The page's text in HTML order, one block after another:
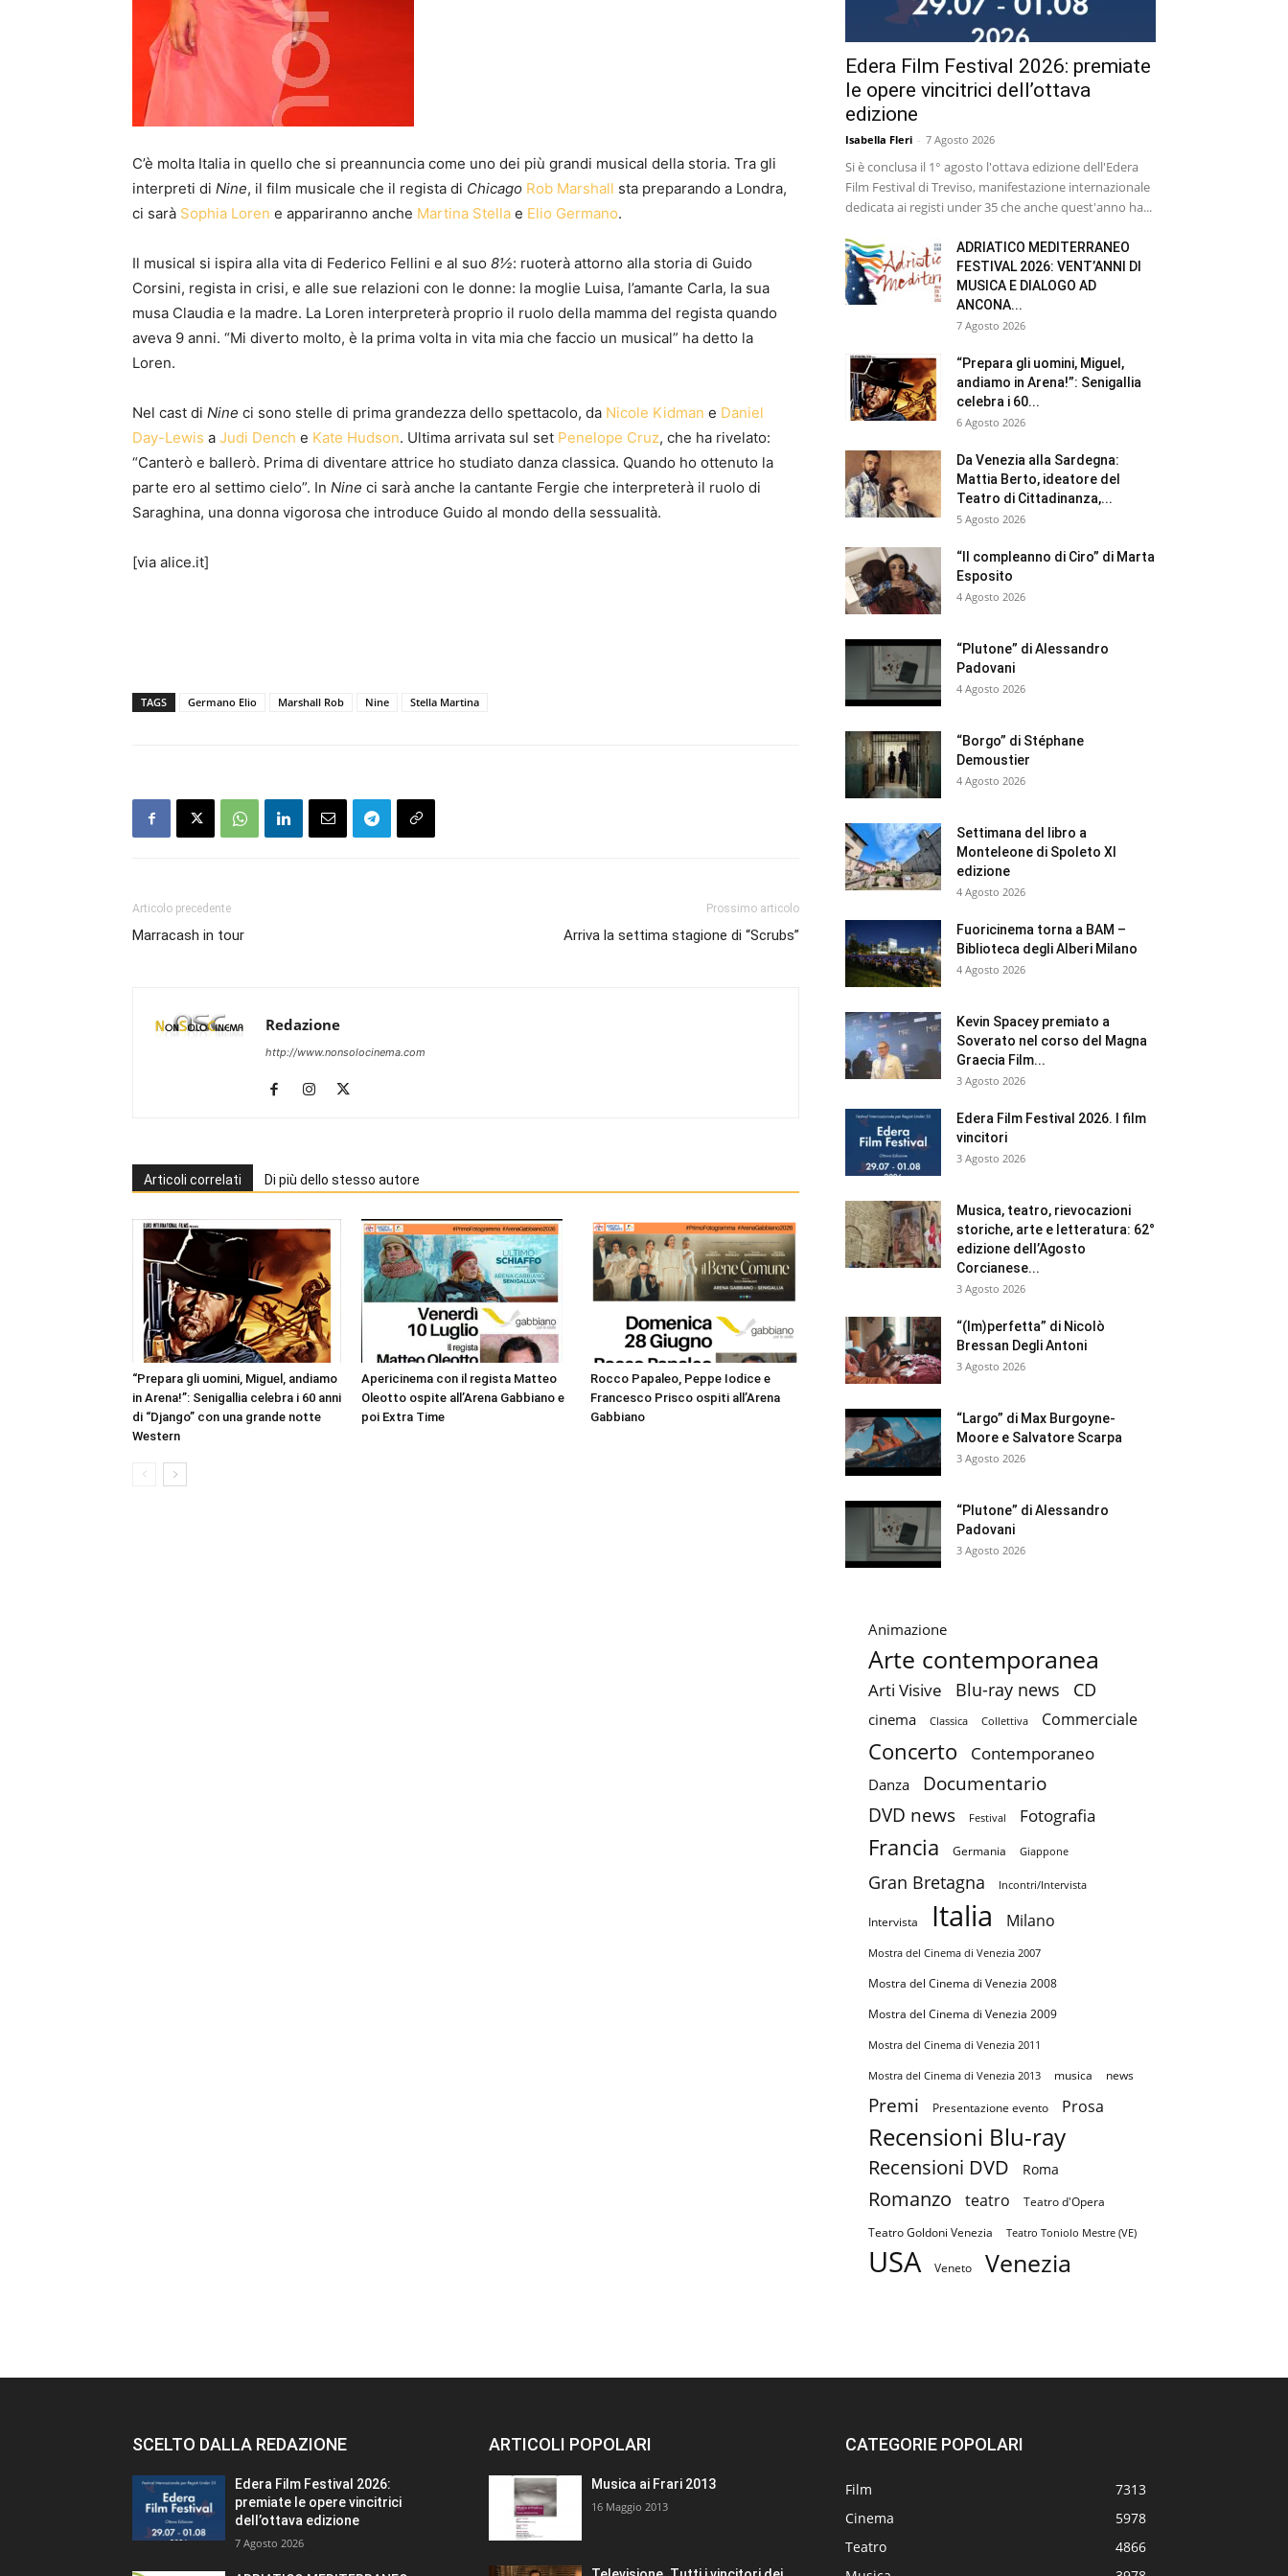
C’è molta Italia in quello che si preannuncia come uno dei più grandi musical della storia. Tra gli
interpreti di Nine, il film musicale che il regista di Chicago Rob Marshall sta preparando a Londra,
ci sarà Sophia Loren e appariranno anche Martina Stella e Elio Germano.
Il musical si ispira alla vita di Federico Fellini e al suo 8½: ruoterà attorno alla storia di Guido
Corsini, regista in crisi, e alle sue relazioni con le donne: la moglie Luisa, l’amante Carla, la sua
musa Claudia e la madre. La Loren interpreterà proprio il ruolo della mamma del regista quando
aveva 9 anni. “Mi diverto molto, è la prima volta in vita mia che faccio un musical” ha detto la
Loren.
Nel cast di Nine ci sono stelle di prima grandezza dello spettacolo, da Nicole Kidman e Daniel
Day-Lewis a Judi Dench e Kate Hudson. Ultima arrivata sul set Penelope Cruz, che ha rivelato:
“Canterò e ballerò. Prima di diventare attrice ho studiato danza classica. Quando ho ottenuto la
parte ero al settimo cielo”. In Nine ci sarà anche la cantante Fergie che interpreterà il ruolo di
Saraghina, una donna vigorosa che introduce Guido al mondo della sessualità.
[via alice.it]
TAGS Germano Elio Marshall Rob Nine Stella Martina
Articolo precedente
Marracash in tour
Prossimo articolo
Arriva la settima stagione di “Scrubs”
Redazione
http://www.nonsolocinema.com
Articoli correlati Di più dello stesso autore
“Prepara gli uomini, Miguel, andiamo
in Arena!”: Senigallia celebra i 60 anni
di “Django” con una grande notte
Western
Apericinema con il regista Matteo
Oleotto ospite all’Arena Gabbiano e
poi Extra Time
Rocco Papaleo, Peppe Iodice e
Francesco Prisco ospiti all’Arena
Gabbiano
Edera Film Festival 2026: premiate
le opere vincitrici dell’ottava
edizione
Isabella Fleri - 7 Agosto 2026
Si è conclusa il 1° agosto l'ottava edizione dell'Edera
Film Festival di Treviso, manifestazione internazionale
dedicata ai registi under 35 che anche quest'anno ha...
ADRIATICO MEDITERRANEO
FESTIVAL 2026: VENT’ANNI DI
MUSICA E DIALOGO AD
ANCONA...
7 Agosto 2026
“Prepara gli uomini, Miguel,
andiamo in Arena!”: Senigallia
celebra i 60...
6 Agosto 2026
Da Venezia alla Sardegna:
Mattia Berto, ideatore del
Teatro di Cittadinanza,...
5 Agosto 2026
“Il compleanno di Ciro” di Marta
Esposito
4 Agosto 2026
“Plutone” di Alessandro
Padovani
4 Agosto 2026
“Borgo” di Stéphane
Demoustier
4 Agosto 2026
Settimana del libro a
Monteleone di Spoleto XI
edizione
4 Agosto 2026
Fuoricinema torna a BAM –
Biblioteca degli Alberi Milano
4 Agosto 2026
Kevin Spacey premiato a
Soverato nel corso del Magna
Graecia Film...
3 Agosto 2026
Edera Film Festival 2026. I film
vincitori
3 Agosto 2026
Musica, teatro, rievocazioni
storiche, arte e letteratura: 62°
edizione dell’Agosto
Corcianese...
3 Agosto 2026
“(Im)perfetta” di Nicolò
Bressan Degli Antoni
3 Agosto 2026
“Largo” di Max Burgoyne-
Moore e Salvatore Scarpa
3 Agosto 2026
“Plutone” di Alessandro
Padovani
3 Agosto 2026
Animazione
Arte contemporanea
Arti Visive Blu-ray news CD
cinema Classica Collettiva Commerciale
Concerto Contemporaneo
Danza
Documentario
DVD news
Festival Fotografia
Francia Germania Giappone
Gran Bretagna Incontri/Intervista
Intervista Italia Milano
Mostra del Cinema di Venezia 2007
Mostra del Cinema di Venezia 2008
Mostra del Cinema di Venezia 2009
Mostra del Cinema di Venezia 2011
Mostra del Cinema di Venezia 2013 musica news
Premi Presentazione evento Prosa
Recensioni Blu-ray
Recensioni DVD Roma
Romanzo teatro
Teatro d'Opera
Teatro Goldoni Venezia
Teatro Toniolo Mestre (VE)
USA Veneto Venezia
SCELTO DALLA REDAZIONE
Edera Film Festival 2026:
premiate le opere vincitrici
dell’ottava edizione
7 Agosto 2026
ARTICOLI POPOLARI
Musica ai Frari 2013
16 Maggio 2013
CATEGORIE POPOLARI
Film
7313
Cinema
5978
Teatro
4866